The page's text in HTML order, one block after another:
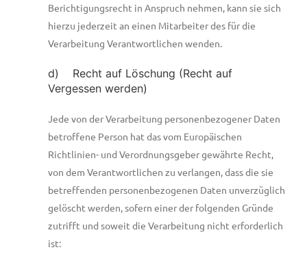
Berichtigungsrecht in Anspruch nehmen, kann sie sich
hierzu jederzeit an einen Mitarbeiter des für die
Verarbeitung Verantwortlichen wenden.
d) Recht auf Löschung (Recht auf
Vergessen werden)
Jede von der Verarbeitung personenbezogener Daten
betroffene Person hat das vom Europäischen
Richtlinien- und Verordnungsgeber gewährte Recht,
von dem Verantwortlichen zu verlangen, dass die sie
betreffenden personenbezogenen Daten unverzüglich
gelöscht werden, sofern einer der folgenden Gründe
zutrifft und soweit die Verarbeitung nicht erforderlich
ist: